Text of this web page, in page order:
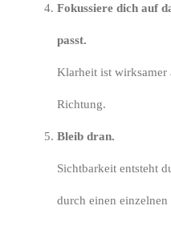
Fokussiere dich auf
passt.
Klarheit ist wirksamer
Richtung.
Bleib dran.
Sichtbarkeit entsteht
durch einen